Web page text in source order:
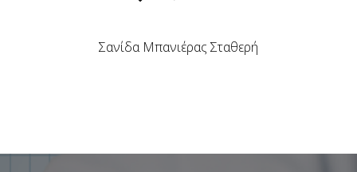
Σανίδα Μπανιέρας Σταθερή